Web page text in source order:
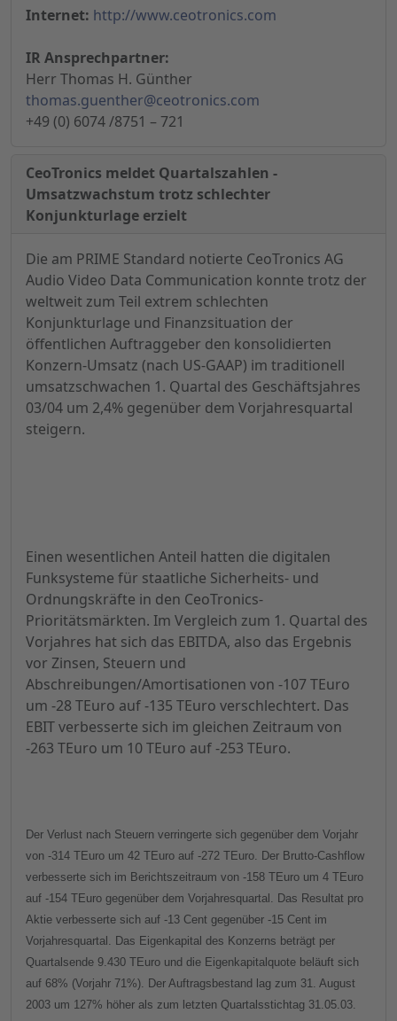
Internet: http://www.ceotronics.com
IR Ansprechpartner:
Herr Thomas H. Günther
thomas.guenther@ceotronics.com
+49 (0) 6074 /8751 – 721
CeoTronics meldet Quartalszahlen -
Umsatzwachstum trotz schlechter
Konjunkturlage erzielt
Die am PRIME Standard notierte CeoTronics AG
Audio Video Data Communication konnte trotz der
weltweit zum Teil extrem schlechten
Konjunkturlage und Finanzsituation der
öffentlichen Auftraggeber den konsolidierten
Konzern-Umsatz (nach US-GAAP) im traditionell
umsatzschwachen 1. Quartal des Geschäftsjahres
03/04 um 2,4% gegenüber dem Vorjahresquartal
steigern.
Einen wesentlichen Anteil hatten die digitalen
Funksysteme für staatliche Sicherheits- und
Ordnungskräfte in den CeoTronics-
Prioritätsmärkten. Im Vergleich zum 1. Quartal des
Vorjahres hat sich das EBITDA, also das Ergebnis
vor Zinsen, Steuern und
Abschreibungen/Amortisationen von -107 TEuro
um -28 TEuro auf -135 TEuro verschlechtert. Das
EBIT verbesserte sich im gleichen Zeitraum von
-263 TEuro um 10 TEuro auf -253 TEuro.
Der Verlust nach Steuern verringerte sich gegenüber dem Vorjahr
von -314 TEuro um 42 TEuro auf -272 TEuro. Der Brutto-Cashflow
verbesserte sich im Berichtszeitraum von -158 TEuro um 4 TEuro
auf -154 TEuro gegenüber dem Vorjahresquartal. Das Resultat pro
Aktie verbesserte sich auf -13 Cent gegenüber -15 Cent im
Vorjahresquartal. Das Eigenkapital des Konzerns beträgt per
Quartalsende 9.430 TEuro und die Eigenkapitalquote beläuft sich
auf 68% (Vorjahr 71%). Der Auftragsbestand lag zum 31. August
2003 um 127% höher als zum letzten Quartalsstichtag 31.05.03.